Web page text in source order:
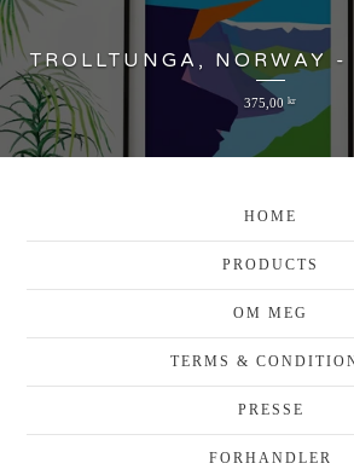
TROLLTUNGA, NORWAY -
375,00 kr
HOME
PRODUCTS
OM MEG
TERMS &
PRESSE
FORHANDLER